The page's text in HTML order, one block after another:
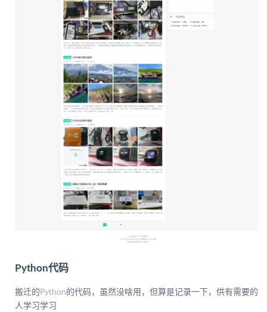
Python代码
搬迁的Python的代码，虽然没啥用，但算是记录一下，供有需要的
人学习学习